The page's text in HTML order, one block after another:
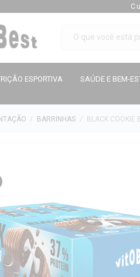
ESPORTIVA SAÚDE E BEM-
BARRINHAS BLACK COOKIE